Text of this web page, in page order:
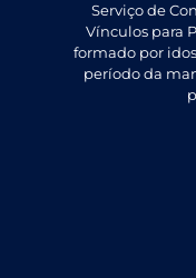
Serviço de
Vínculos para
formado por
período da